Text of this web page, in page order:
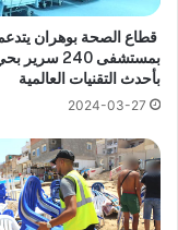
قطاع الصحة بوهران
بمستشفى 240
بأحدث التقنيات العالمية
2024-03-27